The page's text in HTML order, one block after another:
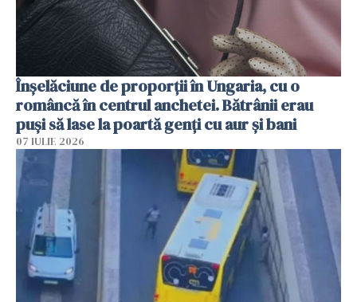
Înșelăciune de proporții în Ungaria, cu o
româncă în centrul anchetei. Bătrânii erau
puși să lase la poartă genți cu aur și bani
07 IULIE 2026